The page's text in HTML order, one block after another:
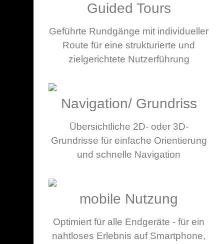
Guided Tours
Geführte Rundgänge mit individueller
Route für eine strukturierte und
zielgerichtete Nutzerführung
Navigation/ Grundriss
Übersichtliche 2D- oder 3D-
Grundrisse für einfache Orientierung
und schnelle Navigation
mobile Nutzung
Optimiert für alle Endgeräte - für ein
nahtloses Erlebnis auf Smartphone,